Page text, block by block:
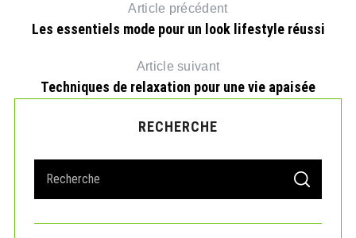
Article précédent
Les essentiels mode pour un look lifestyle réussi
Article suivant
Techniques de relaxation pour une vie apaisée
RECHERCHE
a
r
S
A
C